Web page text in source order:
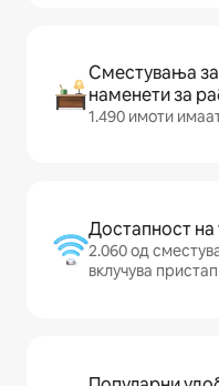
Сместувања
наменети за
1.490 имоти
Достапност
2.060 од
вклучува